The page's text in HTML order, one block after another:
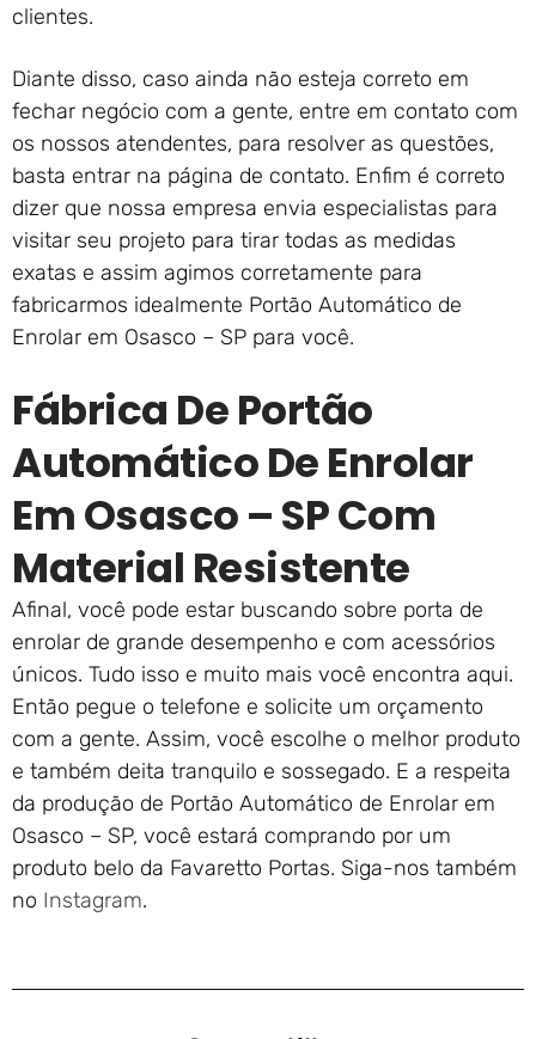
clientes.
Diante disso, caso ainda não esteja correto em
fechar negócio com a gente, entre em contato com
os nossos atendentes, para resolver as questões,
basta entrar na página de contato. Enfim é correto
dizer que nossa empresa envia especialistas para
visitar seu projeto para tirar todas as medidas
exatas e assim agimos corretamente para
fabricarmos idealmente Portão Automático de
Enrolar em Osasco – SP para você.
Fábrica De Portão
Automático De Enrolar
Em Osasco – SP Com
Material Resistente
Afinal, você pode estar buscando sobre porta de
enrolar de grande desempenho e com acessórios
únicos. Tudo isso e muito mais você encontra aqui.
Então pegue o telefone e solicite um orçamento
com a gente. Assim, você escolhe o melhor produto
e também deita tranquilo e sossegado. E a respeita
da produção de Portão Automático de Enrolar em
Osasco – SP, você estará comprando por um
produto belo da Favaretto Portas. Siga-nos também
no Instagram.